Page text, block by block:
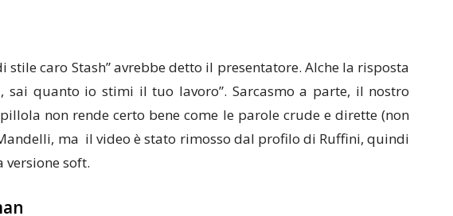
stile caro Stash” avrebbe detto il presentatore. Alche la risposta
sai quanto io stimi il tuo lavoro”. Sarcasmo a parte, il nostro
non rende certo bene come le parole crude e dirette (non
ma il video è stato rimosso dal profilo di Ruffini, quindi
versione soft.